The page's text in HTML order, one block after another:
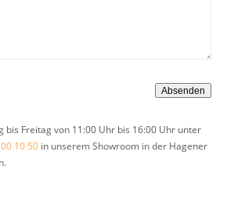
bis Freitag von 11:00 Uhr bis 16:00 Uhr unter
10 50 in unserem Showroom in der Hagener